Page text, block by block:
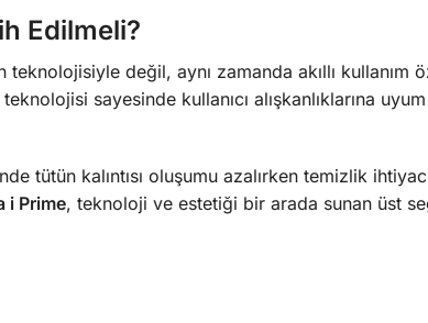
Edilmeli?
teknolojisiyle değil, aynı zamanda akıllı
sayesinde kullanıcı alışkanlıklarına
tütün kalıntısı oluşumu azalırken temizlik
i Prime, teknoloji ve estetiği bir arada sunan üst